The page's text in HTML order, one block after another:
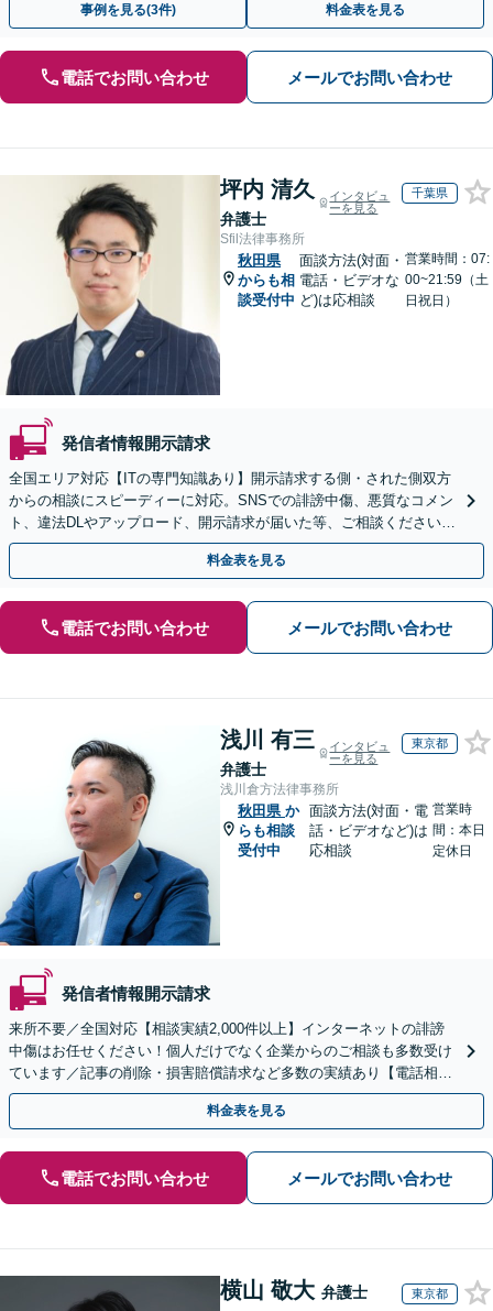
事例を見る(3件) 料金表を見る
電話でお問い合わせ メールでお問い合わせ
坪内 清久
弁護士
インタビュ
ーを見る
千葉県
Sfil法律事務所
秋田県
からも相
談受付中
面談方法(対面・
電話・ビデオな
ど)は応相談
営業時間：07:
00~21:59（土
日祝日）
発信者情報開示請求
全国エリア対応【ITの専門知識あり】開示請求する側・された側双方
からの相談にスピーディーに対応。SNSでの誹謗中傷、悪質なコメン
ト、違法DLやアップロード、開示請求が届いた等、ご相談ください
【WEB面談OK&解決実績豊富】【千葉中央駅4分】
料金表を見る
電話でお問い合わせ メールでお問い合わせ
浅川 有三
弁護士
インタビュ
ーを見る
東京都
浅川倉方法律事務所
秋田県 か
らも相談
受付中
面談方法(対面・電
話・ビデオなど)は
応相談
営業時
間：本日
定休日
発信者情報開示請求
来所不要／全国対応【相談実績2,000件以上】インターネットの誹謗
中傷はお任せください！個人だけでなく企業からのご相談も多数受け
ています／記事の削除・損害賠償請求など多数の実績あり【電話相談
可】【初回相談無料】【夜間休日面談可】
料金表を見る
電話でお問い合わせ メールでお問い合わせ
横山 敬大 弁護士 東京都